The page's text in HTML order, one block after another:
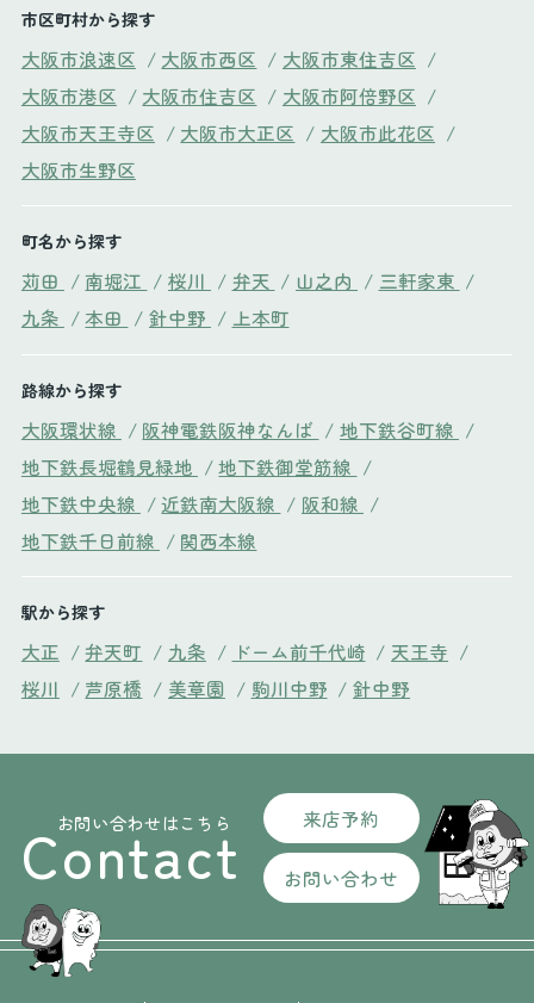
市区町村から探す
大阪市浪速区 / 大阪市西区 / 大阪市東住吉区 /
大阪市港区 / 大阪市住吉区 / 大阪市阿倍野区 /
大阪市天王寺区 / 大阪市大正区 / 大阪市此花区 /
大阪市生野区
町名から探す
苅田 / 南堀江 / 桜川 / 弁天 / 山之内 / 三軒家東 /
九条 / 本田 / 針中野 / 上本町
路線から探す
大阪環状線 / 阪神電鉄阪神なんば / 地下鉄谷町線 /
地下鉄長堀鶴見緑地 / 地下鉄御堂筋線 /
地下鉄中央線 / 近鉄南大阪線 / 阪和線 /
地下鉄千日前線 / 関西本線
駅から探す
大正 / 弁天町 / 九条 / ドーム前千代崎 / 天王寺 /
桜川 / 芦原橋 / 美章園 / 駒川中野 / 針中野
お問い合わせはこちら
Contact 来店予約
お問い合わせ